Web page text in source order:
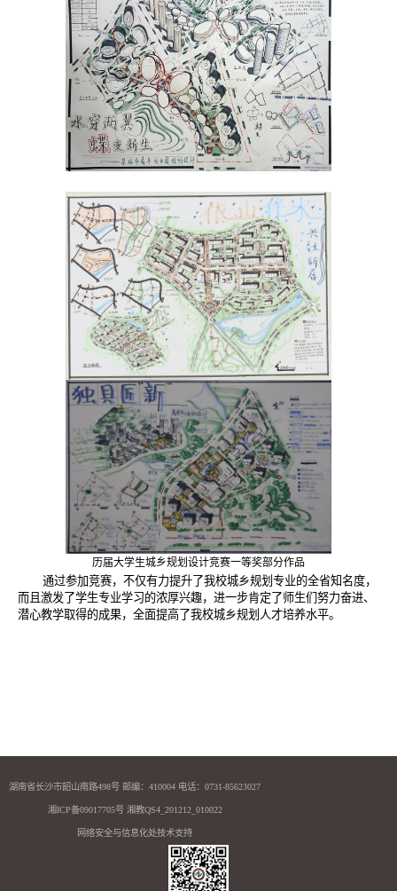
历届大学生城乡规划设计竞赛一等奖部分作品
通过参加竞赛，不仅有力提升了我校城乡规划专业的全省知名度，
而且激发了学生专业学习的浓厚兴趣，进一步肯定了师生们努力奋进、
潜心教学取得的成果，全面提高了我校城乡规划人才培养水平。
湖南省长沙市韶山南路498号 邮编：410004 电话：0731-85623027
湘ICP备09017705号 湘教QS4_201212_010022
网络安全与信息化处技术支持